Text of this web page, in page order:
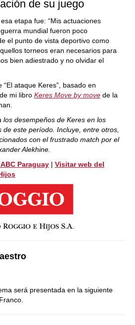
de su juego
etapa fue: “Mis actuaciones
mundial fueron poco
el punto de vista deportivo como
torneos eran necesarios para
bien adiestrado y no olvidar el
ataque Keres”, basado en
mi libro Keres Move by move de la
los desempeños de Keres en los
este período. Incluye, entre otros,
con el frustrado match por el
Alekhine.
Paraguay | Visitar web del
será presentada en la siguiente